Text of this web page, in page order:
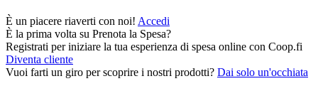
È un piacere riaverti con noi! Accedi
È la prima volta su Prenota la Spesa?
Registrati per iniziare la tua esperienza di spesa online con Coop.fi
Diventa cliente
Vuoi farti un giro per scoprire i nostri prodotti? Dai solo un'occhiata